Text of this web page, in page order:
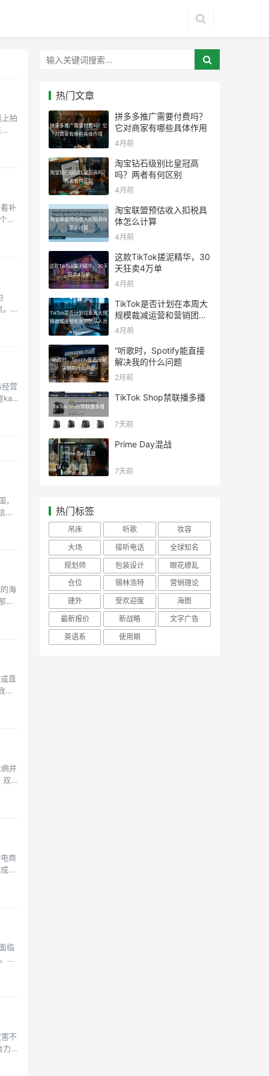
拍
补
关
营
kan
海
么
直
策
并
11
商
为
临
不
不
力
热门文章
拼多多推广需要付费吗？它
对商家有哪些具体作用
拼多多推广需要付费吗？
它对商家有哪些具体作用
4月前
淘宝钻石级别比皇冠高吗？
两者有何区别
淘宝钻石级别比皇冠高
吗？两者有何区别
4月前
淘宝联盟预估收入扣税具体
怎么计算
淘宝联盟预估收入扣税具
体怎么计算
4月前
这款TikTok搓泥精华，30天
狂卖4万单
这款TikTok搓泥精华，30
天狂卖4万单
4月前
TikTok是否计划在本周大规
模裁减运营和营销团队人员
TikTok是否计划在本周大
规模裁减运营和营销团队
人员
4月前
“听歌时，Spotify能直接解
决我的什么问题
“听歌时，Spotify能直接
解决我的什么问题
2月前
TikTok Shop禁联播多播
TikTok Shop禁联播多播
7天前
Prime Day混战
Prime Day混战
7天前
热门标签
吊床 听歌
妆容
大场
接听电话
全球知名
规划师
包装设计
眼花缭乱
仓位
锡林浩特
营销理论
建外
受欢迎度
海图
最新报价
新战略
文字广告
英语系
使用期